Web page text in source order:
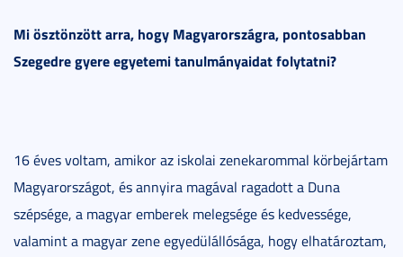
Mi ösztönzött arra, hogy Magyarországra, pontosabban
Szegedre gyere egyetemi tanulmányaidat folytatni?
16 éves voltam, amikor az iskolai zenekarommal körbejártam
Magyarországot, és annyira magával ragadott a Duna
szépsége, a magyar emberek melegsége és kedvessége,
valamint a magyar zene egyedülállósága, hogy elhatároztam,